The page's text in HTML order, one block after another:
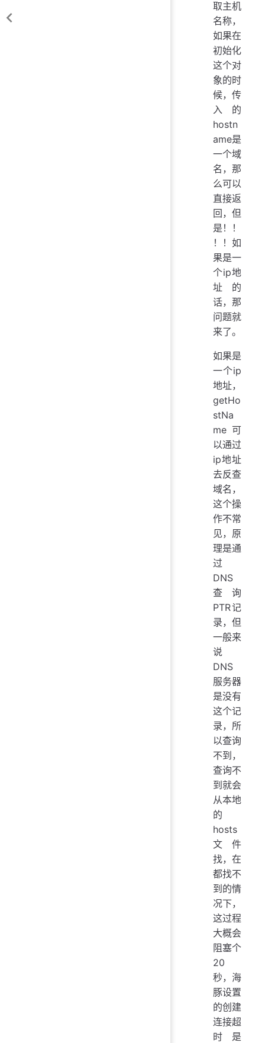
取主机
名称，
如果在
初始化
这个对
象的时
候，传
入的
hostn
ame是
一个域
名，那
么可以
直接返
回，但
是！！
！！如
果是一
个ip地
址的
话，那
问题就
来了。
如果是
一个ip
地址，
getHo
stNa
me可
以通过
ip地址
去反查
域名，
这个操
作不常
见，原
理是通
过
DNS
查询
PTR记
录，但
一般来
说
DNS
服务器
是没有
这个记
录，所
以查询
不到，
查询不
到就会
从本地
的
hosts
文件
找，在
都找不
到的情
况下，
这过程
大概会
阻塞个
20
秒，海
豚设置
的创建
连接超
时是